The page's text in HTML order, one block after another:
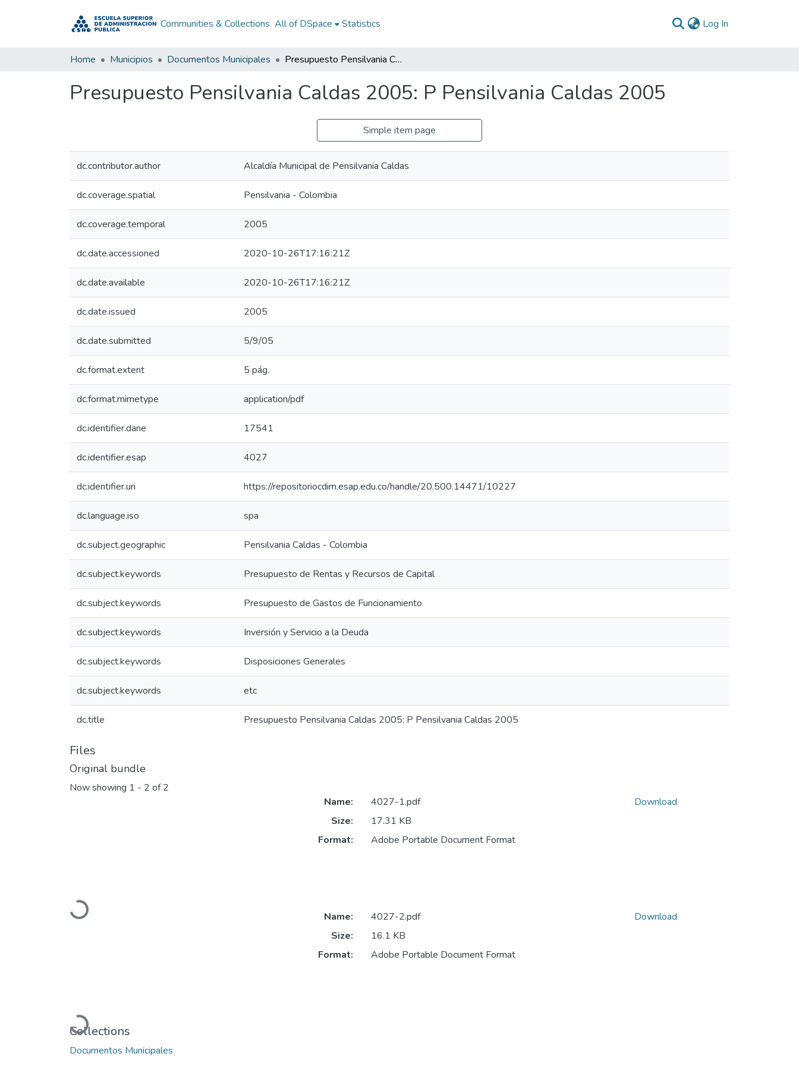
Communities & Collections All of DSpace Statistics Log In
Home Municipios Documentos Municipales Presupuesto Pensilvania Caldas 2005: P Pensilvania Caldas 2005
Presupuesto Pensilvania Caldas 2005: P Pensilvania Caldas 2005
Simple item page
dc.contributor.author Alcaldía Municipal de Pensilvania Caldas
dc.coverage.spatial Pensilvania - Colombia
dc.coverage.temporal 2005
dc.date.accessioned 2020-10-26T17:16:21Z
dc.date.available 2020-10-26T17:16:21Z
dc.date.issued 2005
dc.date.submitted 5/9/05
dc.format.extent 5 pág.
dc.format.mimetype application/pdf
dc.identifier.dane 17541
dc.identifier.esap 4027
dc.identifier.uri https://repositoriocdim.esap.edu.co/handle/20.500.14471/10227
dc.language.iso spa
dc.subject.geographic Pensilvania Caldas - Colombia
dc.subject.keywords Presupuesto de Rentas y Recursos de Capital
dc.subject.keywords Presupuesto de Gastos de Funcionamiento
dc.subject.keywords Inversión y Servicio a la Deuda
dc.subject.keywords Disposiciones Generales
dc.subject.keywords etc
dc.title Presupuesto Pensilvania Caldas 2005: P Pensilvania Caldas 2005
Files
Original bundle
Now showing 1 - 2 of 2
Loading...
Name:
4027-1.pdf
Size:
17.31 KB
Format:
Adobe Portable Document Format
Download
Loading...
Name:
4027-2.pdf
Size:
16.1 KB
Format:
Adobe Portable Document Format
Download
Collections
Documentos Municipales